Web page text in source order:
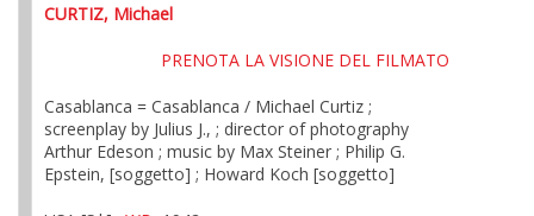
CURTIZ, Michael
PRENOTA LA VISIONE DEL FILMATO
Casablanca = Casablanca / Michael Curtiz ;
screenplay by Julius J., ; director of photography
Arthur Edeson ; music by Max Steiner ; Philip G.
Epstein, [soggetto] ; Howard Koch [soggetto]